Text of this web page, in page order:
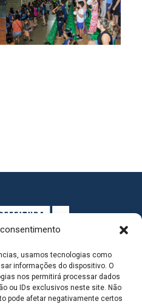
usamos tecnologias como
informações do dispositivo. O
nos permitirá processar dados
ou IDs exclusivos neste site. Não
pode afetar negativamente certos